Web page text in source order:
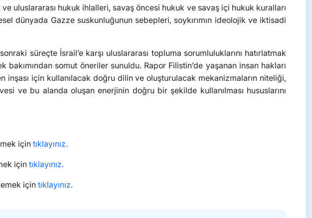
ve uluslararası hukuk ihlalleri, savaş öncesi hukuk ve savaş içi hukuk kuralları
dünyada Gazze suskunluğunun sebepleri, soykırımın ideolojik ve iktisadi
süreçte İsrail’e karşı uluslararası topluma sorumluluklarını hatırlatmak
bakımından somut öneriler sunuldu. Rapor Filistin’de yaşanan insan hakları
için kullanılacak doğru dilin ve oluşturulacak mekanizmaların niteliği,
ve bu alanda oluşan enerjinin doğru bir şekilde kullanılması hususlarını
için tıklayınız.
içintıklayınız.
içintıklayınız.